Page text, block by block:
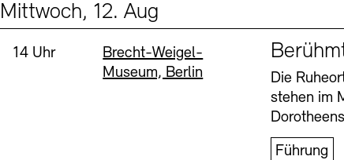
Mittwoch, 12. Aug
Uhrzeit:
14 Uhr Standort
Brecht-Weigel-
Museum, Berlin
Die
stehen im
Führung